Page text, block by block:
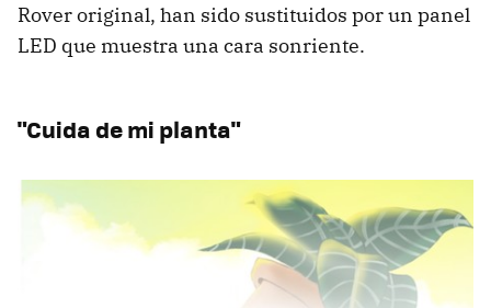
Rover original, han sido sustituidos por un panel
LED que muestra una cara sonriente.
"Cuida de mi planta"